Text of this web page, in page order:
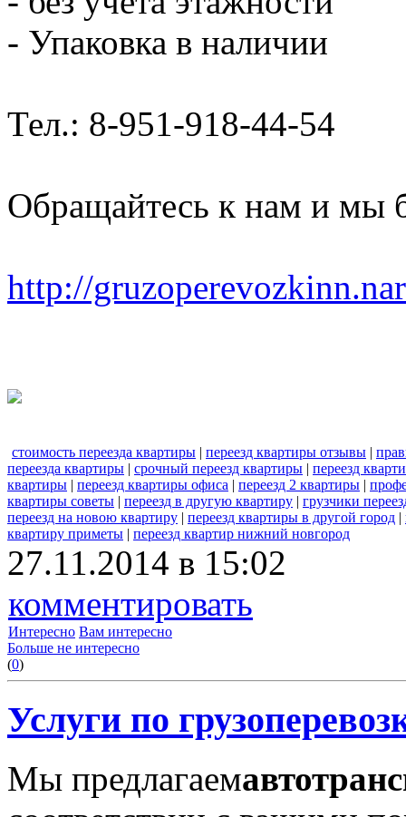
- Упаковка в наличии
Тел.: 8-951-918-44-54
Обращайтесь к нам и мы
http://
стоимость переезда квартиры | переезд квартиры отзывы |
переезда квартиры | срочный переезд квартиры | переезд
квартиры | переезд квартиры офиса | переезд 2 квартиры |
квартиры советы | переезд в другую квартиру | грузчики
переезд на новою квартиру | переезд квартиры в другой город |
квартиру приметы | переезд квартир нижний новгород
27.11.2014 в 15:02
комментировать
Интересно Вам интересно
Больше не интересно
(0)
Услуги по
Мы предлагаем